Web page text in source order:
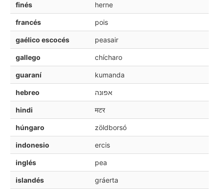
finés herne
francés pois
gaélico escocés peasair
gallego chícharo
guaraní kumanda
hebreo אפונה
hindi मटर
húngaro zöldborsó
indonesio ercis
inglés pea
islandés gráerta